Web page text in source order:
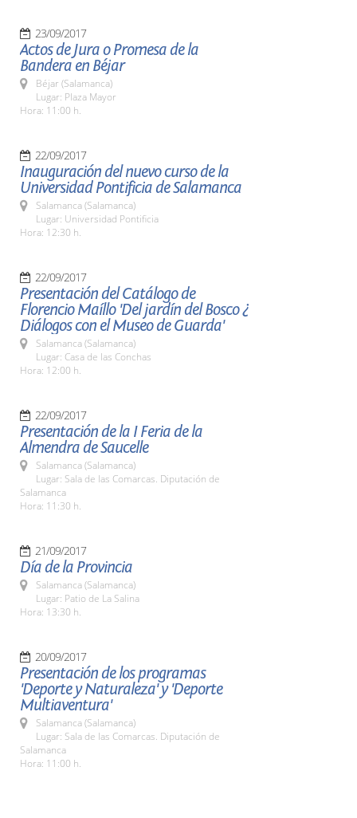
23/09/2017
Actos de Jura o Promesa de la
Bandera en Béjar
Béjar (Salamanca)
Lugar: Plaza Mayor
Hora: 11:00 h.
22/09/2017
Inauguración del nuevo curso de la
Universidad Pontificia de Salamanca
Salamanca (Salamanca)
Lugar: Universidad Pontificia
Hora: 12:30 h.
22/09/2017
Presentación del Catálogo de
Florencio Maíllo 'Del jardín del Bosco ¿
Diálogos con el Museo de Guarda'
Salamanca (Salamanca)
Lugar: Casa de las Conchas
Hora: 12:00 h.
22/09/2017
Presentación de la I Feria de la
Almendra de Saucelle
Salamanca (Salamanca)
Lugar: Sala de las Comarcas. Diputación de
Salamanca
Hora: 11:30 h.
21/09/2017
Día de la Provincia
Salamanca (Salamanca)
Lugar: Patio de La Salina
Hora: 13:30 h.
20/09/2017
Presentación de los programas
'Deporte y Naturaleza' y 'Deporte
Multiaventura'
Salamanca (Salamanca)
Lugar: Sala de las Comarcas. Diputación de
Salamanca
Hora: 11:00 h.